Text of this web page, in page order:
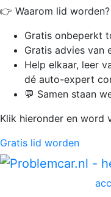
👉 Waarom lid worden?
Gratis onbeperkt
Gratis advies van
Help elkaar, leer
dé auto-expert
💬 Samen staan
Klik hieronder en word
Gratis lid worden